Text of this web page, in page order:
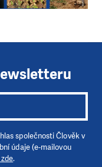
společnosti Člověk v
údaje (e-mailovou
.